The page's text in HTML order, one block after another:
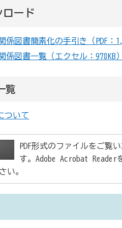
ロード
係図書簡素化の手引き（PDF：
係図書一覧（エクセル：978KB）
覧
ついて
PDF形式のファイルをご覧
す。Adobe Acrobat Reader
い。